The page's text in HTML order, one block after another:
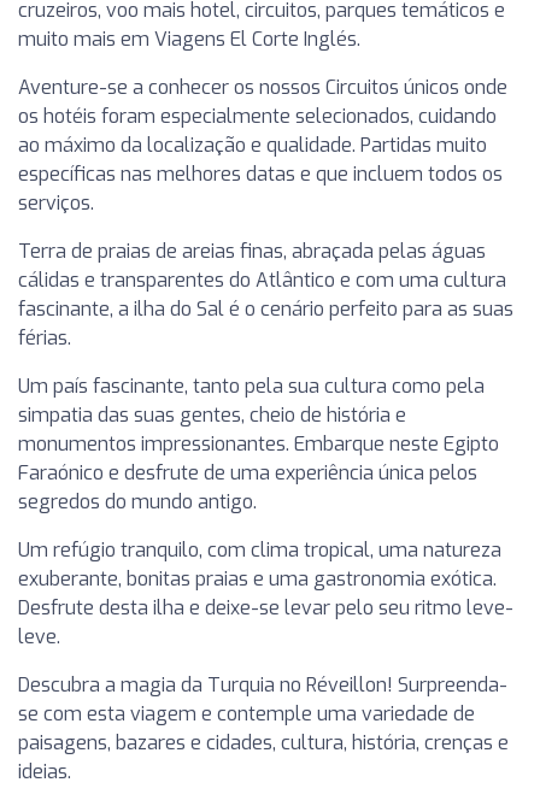
cruzeiros, voo mais hotel, circuitos, parques temáticos e
muito mais em Viagens El Corte Inglés.
Aventure-se a conhecer os nossos Circuitos únicos onde
os hotéis foram especialmente selecionados, cuidando
ao máximo da localização e qualidade. Partidas muito
específicas nas melhores datas e que incluem todos os
serviços.
Terra de praias de areias finas, abraçada pelas águas
cálidas e transparentes do Atlântico e com uma cultura
fascinante, a ilha do Sal é o cenário perfeito para as suas
férias.
Um país fascinante, tanto pela sua cultura como pela
simpatia das suas gentes, cheio de história e
monumentos impressionantes. Embarque neste Egipto
Faraónico e desfrute de uma experiência única pelos
segredos do mundo antigo.
Um refúgio tranquilo, com clima tropical, uma natureza
exuberante, bonitas praias e uma gastronomia exótica.
Desfrute desta ilha e deixe-se levar pelo seu ritmo leve-
leve.
Descubra a magia da Turquia no Réveillon! Surpreenda-
se com esta viagem e contemple uma variedade de
paisagens, bazares e cidades, cultura, história, crenças e
ideias.